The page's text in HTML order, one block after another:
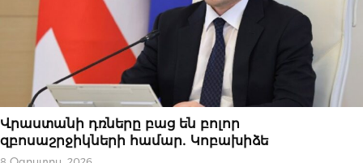
ՆՈՐՈՒԹՅՈՒՆՆԵՐ
Վրաստանի դռները բաց են բոլոր
զբոսաշրջիկների համար․ Կոբախիձե